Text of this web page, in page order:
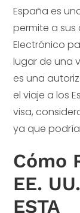
España es
permite a
Electrónico
lugar de una
es una
el viaje a los
visa,
ya que podría
Cómo
EE.
ESTA